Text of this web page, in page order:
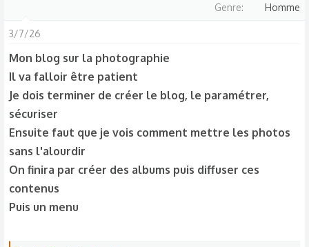
Genre Homme
3/7/26
Mon blog sur la photographie
Il va falloir être patient
Je dois terminer de créer le blog, le paramétrer,
sécuriser
Ensuite faut que je vois comment mettre les photos
sans l'alourdir
On finira par créer des albums puis diffuser ces
contenus
Puis un menu